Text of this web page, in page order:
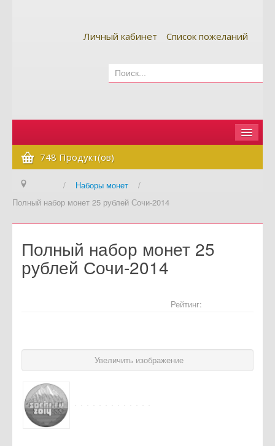
Личный кабинет Список пожеланий
Главная
Как сделать заказ
Оплата и доставка
Вопрос-ответ
Отзывы
748 Продукт(ов)
/ Наборы монет
/
Полный набор монет 25 рублей Сочи-2014
Полный набор монет 25
рублей Сочи-2014
Рейтинг:
Увеличить изображение